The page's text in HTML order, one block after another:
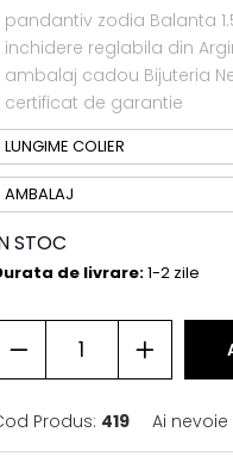
zodia Balanta
reglabila din
cadou Bijuteria
de garantie
LUNGIME COLIER
AMBALAJ
STOC
de livrare:1-2 zile
Produs: 419 Ai